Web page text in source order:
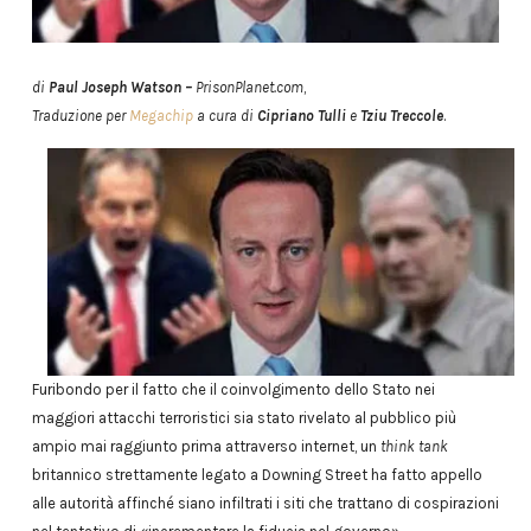
di Paul Joseph Watson –PrisonPlanet.com,
Traduzione per Megachipa cura di Cipriano Tulli e Tziu Treccole.
Furibondo per il fatto che il coinvolgimento dello Stato nei
maggiori attacchi terroristici sia stato rivelato al pubblico più
ampio mai raggiunto prima attraverso internet, un think tank
britannico strettamente legato a Downing Street ha fatto appello
alle autorità affinché siano infiltrati i siti che trattano di cospirazioni